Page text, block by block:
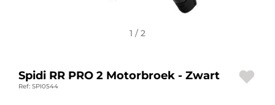
AANBIEDINGEN EN GOEDE DEALS
CADEAUBONNEN
MERKEN
1 / 2
Spidi RR PRO 2 Motorbroek - Zwart
Ref: SPI0544